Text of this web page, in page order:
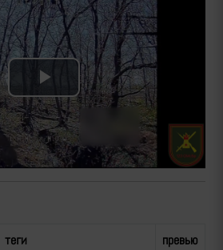
Play
Video
теги превью